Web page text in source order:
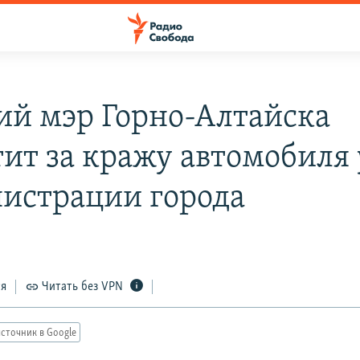
мэр Горно-Алтайска
за кражу автомобиля
города
Читать без VPN
в Google